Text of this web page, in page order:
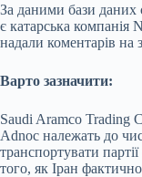
За даними бази даних
є катарська компанія
надали коментарів на
Варто зазначити:
Saudi Aramco Trading
Adnoc належать до
транспортувати
того, як Іран